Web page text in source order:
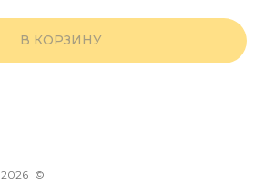
В КОРЗИНУ
©
2026